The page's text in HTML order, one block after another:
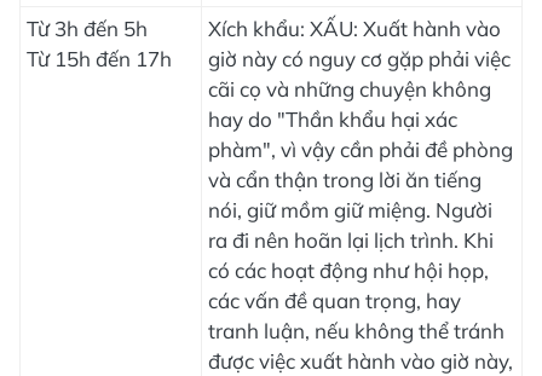
Từ 3h đến 5h
Từ 15h đến 17h
Xích khẩu: XẤU: Xuất hành vào
giờ này có nguy cơ gặp phải việc
cãi cọ và những chuyện không
hay do "Thần khẩu hại xác
phàm", vì vậy cần phải đề phòng
và cẩn thận trong lời ăn tiếng
nói, giữ mồm giữ miệng. Người
ra đi nên hoãn lại lịch trình. Khi
có các hoạt động như hội họp,
các vấn đề quan trọng, hay
tranh luận, nếu không thể tránh
được việc xuất hành vào giờ này,